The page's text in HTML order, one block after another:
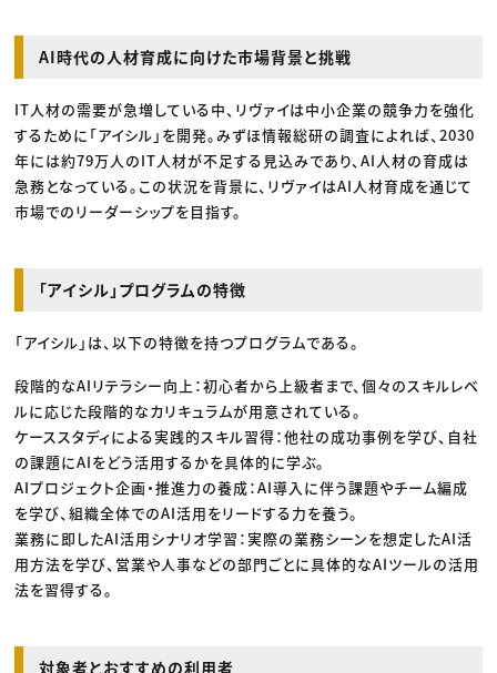
AI時代の人材育成に向けた市場背景と挑戦
IT人材の需要が急増している中、リヴァイは中小企業の競争力を強化
するために「アイシル」を開発。みずほ情報総研の調査によれば、2030
年には約79万人のIT人材が不足する見込みであり、AI人材の育成は
急務となっている。この状況を背景に、リヴァイはAI人材育成を通じて
市場でのリーダーシップを目指す。
「アイシル」プログラムの特徴
「アイシル」は、以下の特徴を持つプログラムである。
段階的なAIリテラシー向上：初心者から上級者まで、個々のスキルレベ
ルに応じた段階的なカリキュラムが用意されている。
ケーススタディによる実践的スキル習得：他社の成功事例を学び、自社
の課題にAIをどう活用するかを具体的に学ぶ。
AIプロジェクト企画・推進力の養成：AI導入に伴う課題やチーム編成
を学び、組織全体でのAI活用をリードする力を養う。
業務に即したAI活用シナリオ学習：実際の業務シーンを想定したAI活
用方法を学び、営業や人事などの部門ごとに具体的なAIツールの活用
法を習得する。
対象者とおすすめの利用者